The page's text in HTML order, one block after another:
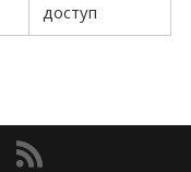
доступ